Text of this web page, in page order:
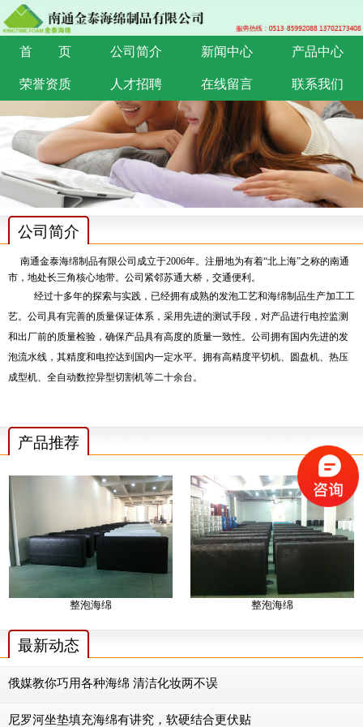
首 页 公司简介 新闻中心 产品中心
荣誉资质 人才招聘 在线留言 联系我们
公司简介
南通金泰海绵制品有限公司成立于2006年。注册地为有着“北上海”之称的南通
市，地处长三角核心地带。公司紧邻苏通大桥，交通便利。
经过十多年的探索与实践，已经拥有成熟的发泡工艺和海绵制品生产加工工
艺。公司具有完善的质量保证体系，采用先进的测试手段，对产品进行电控监测
和出厂前的质量检验，确保产品具有高度的质量一致性。公司拥有国内先进的发
泡流水线，其精度和电控达到国内一定水平。拥有高精度平切机、圆盘机、热压
成型机、全自动数控异型切割机等二十余台。
产品推荐
整泡海绵 整泡海绵
最新动态
俄媒教你巧用各种海绵 清洁化妆两不误
尼罗河坐垫填充海绵有讲究，软硬结合更伏贴